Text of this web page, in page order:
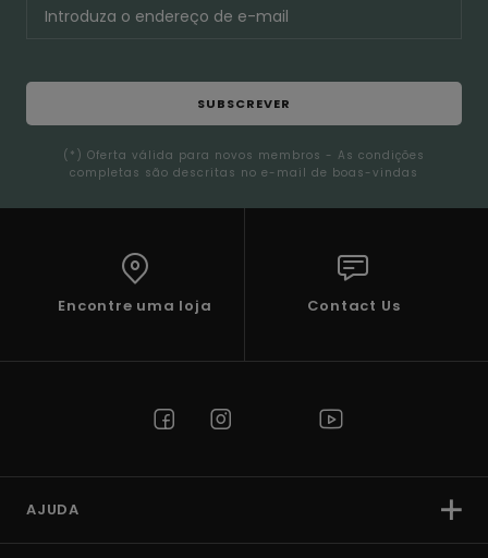
SUBSCREVER
(*) Oferta válida para novos membros - As condições
completas são descritas no e-mail de boas-vindas
Encontre uma loja Contact Us
AJUDA